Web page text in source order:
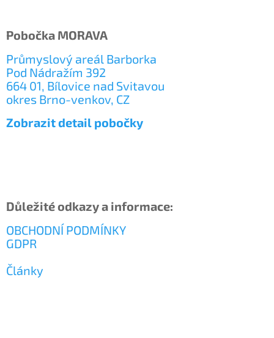
Pobočka MORAVA
Průmyslový areál Barborka
Pod Nádražím 392
664 01, Bílovice nad Svitavou
okres Brno-venkov, CZ
Zobrazit detail pobočky
Důležité odkazy a informace:
OBCHODNÍ PODMÍNKY
GDPR
Články